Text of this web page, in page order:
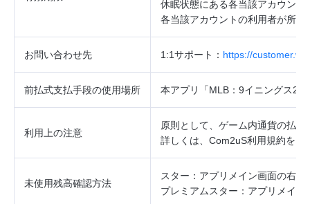
休眠状態にある各当該アカウン
各当該アカウントの利用者が所
お問い合わせ先 1:1サポート： https://
前払式支払手段の使用場所 本アプリ「MLB：9イニングス26
利用上の注意
原則として、ゲーム内通貨の払
詳しくは、 Com2uS利用規約をご
未使用残高確認方法
スター：アプリメイン画面の右
プレミアムスター：アプリメイ